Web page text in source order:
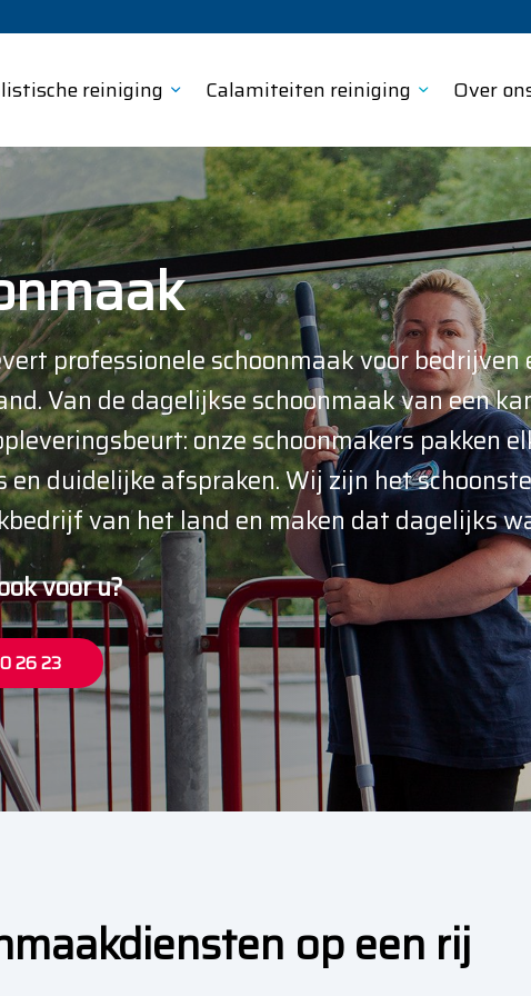
reiniging Calamiteiten reiniging Over
professionele schoonmaak voor
Van de dagelijkse schoonmaak van een
onze schoonmakers pakken
en duidelijke afspraken. Wij zijn het
van het land en maken dat dagelijks
voor u?
26 23
op een rij